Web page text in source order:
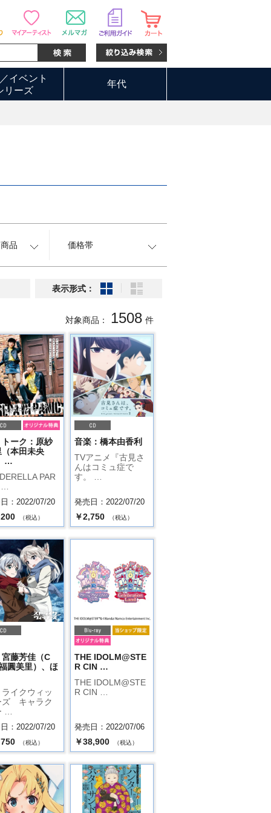
イベント
リーズ
年代
品 価格帯
表示形式：
対象商品： 1508 件
ーク：原紗
本田未央
…
PAR
：2022/07/20
（税込）
音楽：橋本由香利
TVアニメ『古見さ
んはコミュ症で
す。 …
発売日：2022/07/20
￥2,750 （税込）
藤芳佳（C
圓美里）、ほ
イクウィッ
ズ キャラク
…
：2022/07/20
（税込）
THE IDOLM@STE
R CIN …
THE IDOLM@STE
R CIN …
発売日：2022/07/06
￥38,900 （税込）